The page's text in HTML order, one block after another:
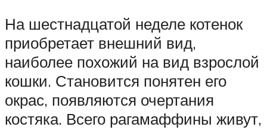
На шестнадцатой неделе котенок
приобретает внешний вид,
наиболее похожий на вид взрослой
кошки. Становится понятен его
окрас, появляются очертания
костяка. Всего рагамаффины живут,